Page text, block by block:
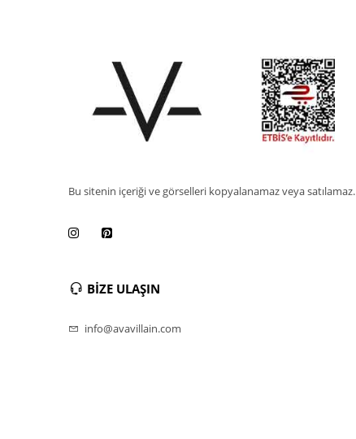
Bu sitenin içeriği ve görselleri kopyalanamaz veya satılamaz.
BİZE ULAŞIN
info@avavillain.com